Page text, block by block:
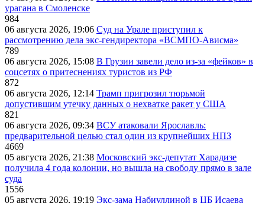
урагана в Смоленске
984
06 августа 2026, 19:06 Суд на Урале приступил к
рассмотрению дела экс-гендиректора «ВСМПО-Ависма»
789
06 августа 2026, 15:08 В Грузии завели дело из-за «фейков» в
соцсетях о притеснениях туристов из РФ
872
06 августа 2026, 12:14 Трамп пригрозил тюрьмой
допустившим утечку данных о нехватке ракет у США
821
06 августа 2026, 09:34 ВСУ атаковали Ярославль:
предварительной целью стал один из крупнейших НПЗ
4669
05 августа 2026, 21:38 Московский экс-депутат Харадизе
получила 4 года колонии, но вышла на свободу прямо в зале
суда
1556
05 августа 2026, 19:19 Экс-зама Набиуллиной в ЦБ Исаева